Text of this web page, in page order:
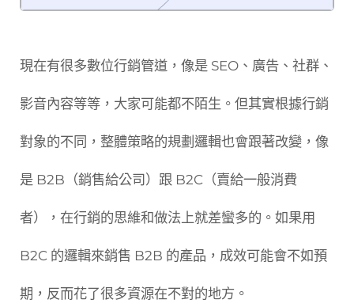
現在有很多數位行銷管道，像是 SEO、廣告、社群、
影音內容等等，大家可能都不陌生。但其實根據行銷
對象的不同，整體策略的規劃邏輯也會跟著改變，像
是 B2B（銷售給公司）跟 B2C（賣給一般消費
者），在行銷的思維和做法上就差蠻多的。如果用
B2C 的邏輯來銷售 B2B 的產品，成效可能會不如預
期，反而花了很多資源在不對的地方。